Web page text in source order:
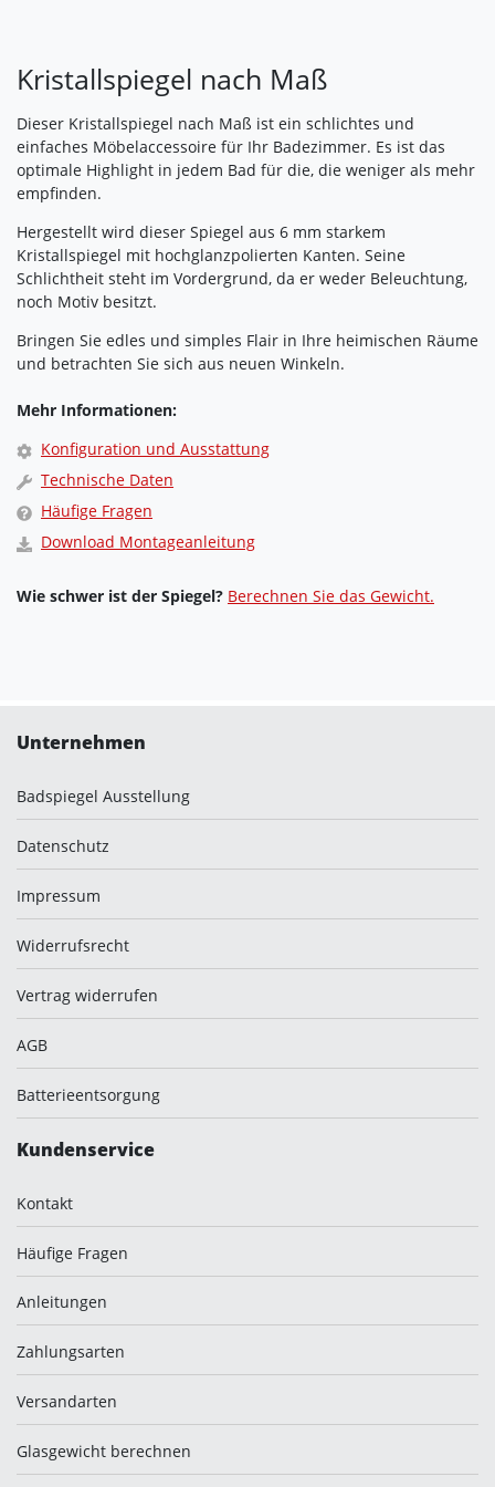
Kristallspiegel nach Maß
Dieser Kristallspiegel nach Maß ist ein schlichtes und
einfaches Möbelaccessoire für Ihr Badezimmer. Es ist das
optimale Highlight in jedem Bad für die, die weniger als mehr
empfinden.
Hergestellt wird dieser Spiegel aus 6 mm starkem
Kristallspiegel mit hochglanzpolierten Kanten. Seine
Schlichtheit steht im Vordergrund, da er weder Beleuchtung,
noch Motiv besitzt.
Bringen Sie edles und simples Flair in Ihre heimischen Räume
und betrachten Sie sich aus neuen Winkeln.
Mehr Informationen:
Konfiguration und Ausstattung
Technische Daten
Häufige Fragen
Download Montageanleitung
Wie schwer ist der Spiegel? Berechnen Sie das Gewicht.
Unternehmen
Badspiegel Ausstellung
Datenschutz
Impressum
Widerrufsrecht
Vertrag widerrufen
AGB
Batterieentsorgung
Kundenservice
Kontakt
Häufige Fragen
Anleitungen
Zahlungsarten
Versandarten
Glasgewicht berechnen